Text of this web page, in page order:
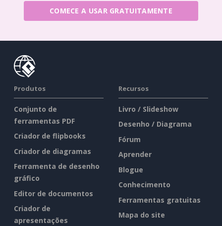
COMECE A USAR GRATUITAMENTE
Produtos
Conjunto de
ferramentas PDF
Criador de flipbooks
Criador de diagramas
Ferramenta de desenho
gráfico
Editor de documentos
Criador de
apresentações
Recursos
Livro / Slideshow
Desenho / Diagrama
Fórum
Aprender
Blogue
Conhecimento
Ferramentas gratuitas
Mapa do site